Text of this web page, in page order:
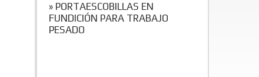
» PORTAESCOBILLAS EN
FUNDICIÓN PARA TRABAJO
PESADO